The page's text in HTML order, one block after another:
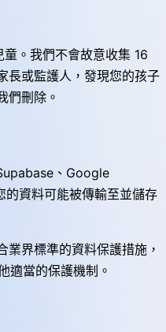
。我們不會故意收集 16
長或監護人，發現您的孩子
們刪除。
、Google
資料可能被傳輸至並儲存
界標準的資料保護措施，
適當的保護機制。